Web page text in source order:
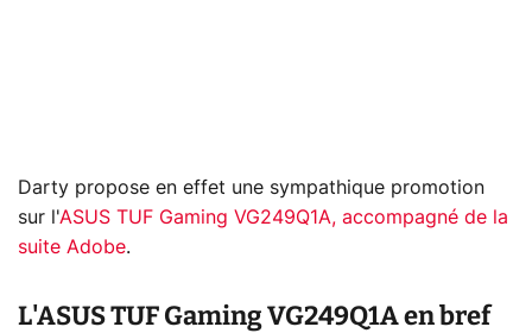
Darty propose en effet une sympathique promotion
sur l'ASUS TUF Gaming VG249Q1A, accompagné de la
suite Adobe.
L'ASUS TUF Gaming VG249Q1A en bref